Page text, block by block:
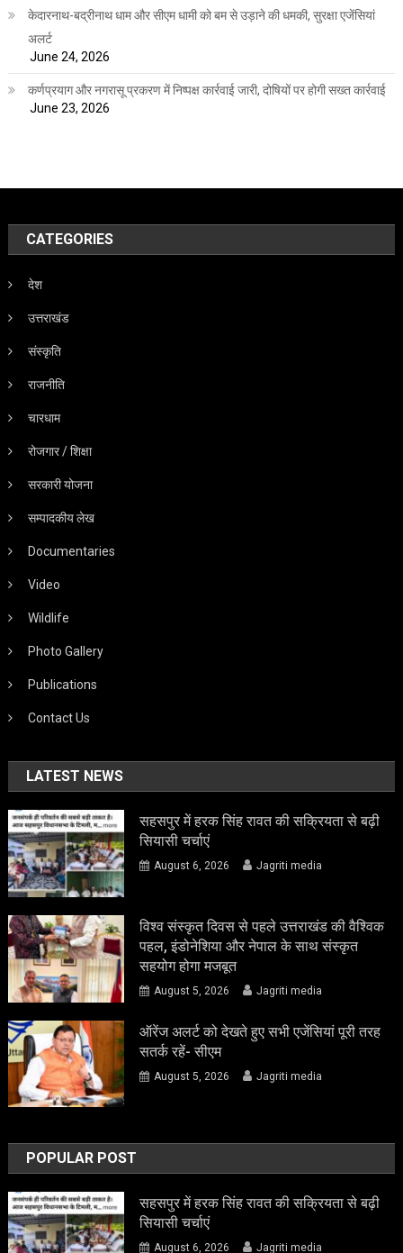
केदारनाथ-बद्रीनाथ धाम और सीएम धामी को बम से उड़ाने की धमकी, सुरक्षा एजेंसियां
अलर्ट
June 24, 2026
कर्णप्रयाग और नगरासू प्रकरण में निष्पक्ष कार्रवाई जारी, दोषियों पर होगी सख्त कार्रवाई
June 23, 2026
CATEGORIES
देश
उत्तराखंड
संस्कृति
राजनीति
चारधाम
रोजगार / शिक्षा
सरकारी योजना
सम्पादकीय लेख
Documentaries
Video
Wildlife
Photo Gallery
Publications
Contact Us
LATEST NEWS
सहसपुर में हरक सिंह रावत की सक्रियता से बढ़ी
सियासी चर्चाएं
August 6, 2026 Jagriti media
विश्व संस्कृत दिवस से पहले उत्तराखंड की वैश्विक
पहल, इंडोनेशिया और नेपाल के साथ संस्कृत
सहयोग होगा मजबूत
August 5, 2026 Jagriti media
ऑरेंज अलर्ट को देखते हुए सभी एजेंसियां पूरी तरह
सतर्क रहें- सीएम
August 5, 2026 Jagriti media
POPULAR POST
सहसपुर में हरक सिंह रावत की सक्रियता से बढ़ी
सियासी चर्चाएं
August 6, 2026 Jagriti media